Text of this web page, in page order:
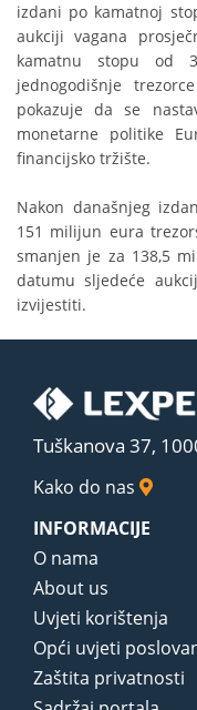
izdani po kamatnoj
aukciji vagana
kamatnu stopu od
jednogodišnje
pokazuje da se
monetarne politike
financijsko tržište.
Nakon današnjeg
151 milijun eura
smanjen je za 138,5
datumu sljedeće
izvijestiti.
Tuškanova 37,
Kako do nas
INFORMACIJE
O nama
About us
Uvjeti korištenja
Opći uvjeti
Zaštita privatnosti